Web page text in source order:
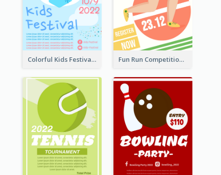
Colorful Kids Festival Flyer Fun Run Competition Flyer